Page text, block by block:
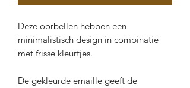
Deze oorbellen hebben een
minimalistisch design in combinatie
met frisse kleurtjes.
De gekleurde emaille geeft de